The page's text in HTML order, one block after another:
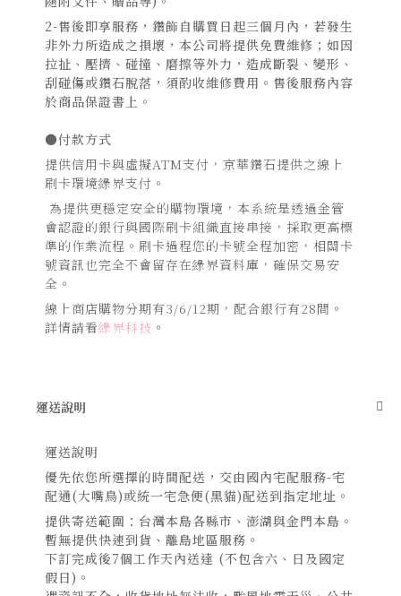
2-售後即享服務，鑽飾自購買日起三個月內，若發生
非外力所造成之損壞，本公司將提供免費維修；如因
拉扯、壓擠、碰撞、磨擦等外力，造成斷裂、變形、
刮碰傷或鑽石脫落，須酌收維修費用。售後服務內容
於商品保證書上。
●付款方式
提供信用卡與虛擬ATM支付，京華鑽石提供之線上
刷卡環境綠界支付。
為提供更穩定安全的購物環境，本系統是透過金管
會認證的銀行與國際刷卡組織直接串接，採取更高標
準的作業流程。刷卡過程您的卡號全程加密，相關卡
號資訊也完全不會留存在綠界資料庫，確保交易安
全。
線上商店購物分期有3/6/12期，配合銀行有28間。
詳情請看綠界科技 。
運送說明
運送說明
優先依您所選擇的時間配送，交由國內宅配服務-宅
配通(大嘴鳥)或統一宅急便(黑貓)配送到指定地址。
提供寄送範圍：台灣本島各縣市、澎湖與金門本島。
暫無提供快速到貨、離島地區服務。
下訂完成後7個工作天內送達 (不包含六、日及國定
假日)。